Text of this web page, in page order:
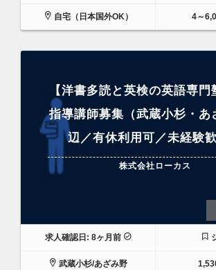
自宅（日本国外OK） 4～
【洋書多読と英検の英語専門
指導講師募集（武蔵小杉・あ
辺／有休利用可／未経験歓
株式会社ローカス
求人確認日: 8ヶ月前
武蔵小杉/あざみ野